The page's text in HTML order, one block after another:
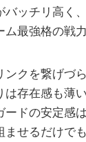
バッチリ高く
最強格の戦力
ンクを繋げづ
は存在感も薄
ードの安定感
せるだけで